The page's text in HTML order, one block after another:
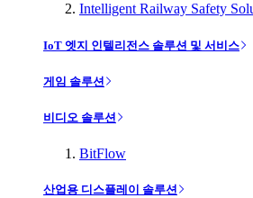
Intelligent Railway Safety
IoT 엣지 인텔리전스 솔루션 및 서비스
게임 솔루션
비디오 솔루션
BitFlow
산업용 디스플레이 솔루션